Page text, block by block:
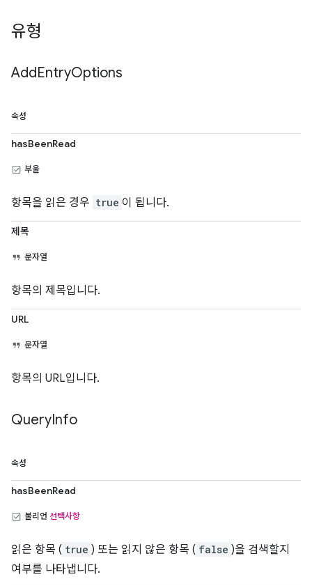
유형
AddEntryOptions
속성
hasBeenRead
부울
항목을 읽은 경우 true 이 됩니다.
제목
문자열
항목의 제목입니다.
URL
문자열
항목의 URL입니다.
QueryInfo
속성
hasBeenRead
불리언 선택사항
읽은 항목 ( true ) 또는 읽지 않은 항목 ( false )을 검색할지
여부를 나타냅니다.